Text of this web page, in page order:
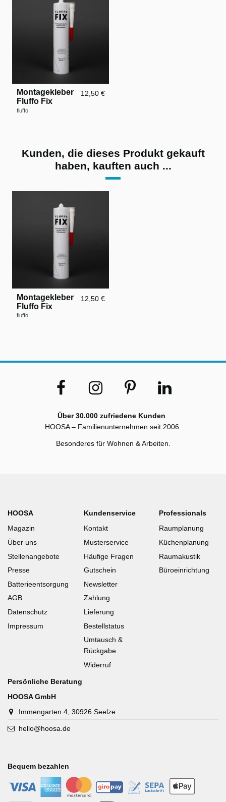
Montagekleber
Fluffo Fix
fluffo
12,50 €
Kunden, die dieses Produkt gekauft
haben, kauften auch ...
Montagekleber
Fluffo Fix
fluffo
12,50 €
Über 30.000 zufriedene Kunden
HOOSA – Familienunternehmen seit 2006.
Besonderes für Wohnen & Arbeiten.
HOOSA
Magazin
Über uns
Stellenangebote
Presse
Batterieentsorgung
AGB
Datenschutz
Impressum
Kundenservice
Kontakt
Musterservice
Häufige Fragen
Gutschein
Newsletter
Zahlung
Lieferung
Bestellstatus
Umtausch &
Rückgabe
Widerruf
Professionals
Raumplanung
Küchenplanung
Raumakustik
Büroeinrichtung
Persönliche Beratung
HOOSA GmbH
Immengarten 4, 30926 Seelze
hello@hoosa.de
Bequem bezahlen
-
- - - -